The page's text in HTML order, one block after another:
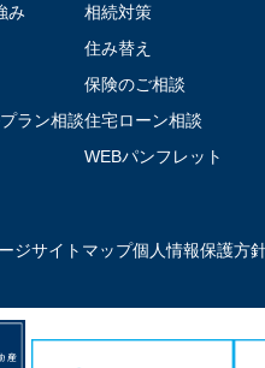
み
ラン相談
相続対策
住み替え
保険のご相談
住宅ローン相談
WEBパンフレット
ジサイトマップ個人情報保護方